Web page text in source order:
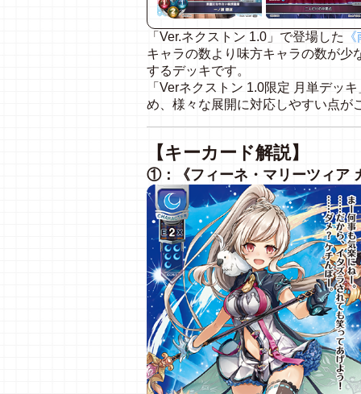
「Ver.ネクストン 1.0」で登場した
キャラの数より味方キャラの数が少
するデッキです。
「Verネクストン 1.0限定 月単デッ
め、様々な展開に対応しやすい点が
【キーカード解説】
①：《フィーネ・マリーツィア